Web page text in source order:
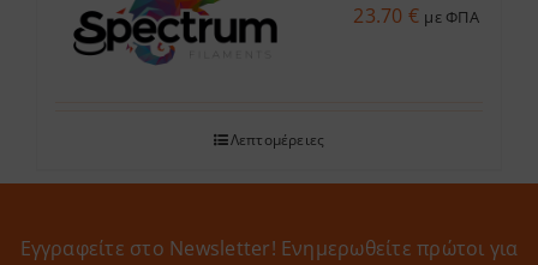
23.70 € με ΦΠΑ
Λεπτομέρειες
Εγγραφείτε στο Newsletter! Eνημερωθείτε πρώτοι για